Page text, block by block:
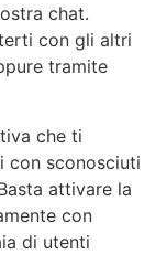
chat.
con gli altri
tramite
che ti
con sconosciuti
attivare la
con
di utenti